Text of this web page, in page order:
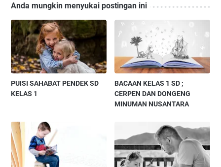
Anda mungkin menyukai postingan ini
PUISI SAHABAT PENDEK SD
KELAS 1
BACAAN KELAS 1 SD ;
CERPEN DAN DONGENG
MINUMAN NUSANTARA